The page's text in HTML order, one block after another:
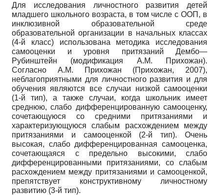
Для исследования личностного развития детей
младшего школьного возраста, в том числе с ООП, в
инклюзивной образовательной среде
образовательной организации в начальных классах
(4-й класс) использована методика исследования
самооценки и уровня притязаний Дембо—
Рубинштейн (модификация А.М. Прихожан).
Согласно А.М. Прихожан (Прихожан, 2007),
неблагоприятными для личностного развития и для
обучения являются все случаи низкой самооценки
(1-й тип), а также случаи, когда школьник имеет
среднюю, слабо дифференцированную самооценку,
сочетающуюся со средними притязаниями и
характеризующуюся слабым расхождением между
притязаниями и самооценкой (2-й тип). Очень
высокая, слабо дифференцированная самооценка,
сочетающаяся с предельно высокими, слабо
дифференцированными притязаниями, со слабым
расхождением между притязаниями и самооценкой,
препятствует конструктивному личностному
развитию (3-й тип).